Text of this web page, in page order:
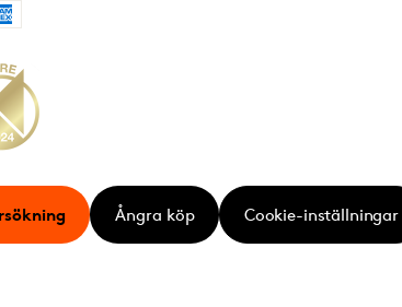
Express
Ångra köp Cookie-inställningar